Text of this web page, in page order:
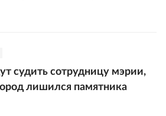
судить сотрудницу мэрии,
лишился памятника